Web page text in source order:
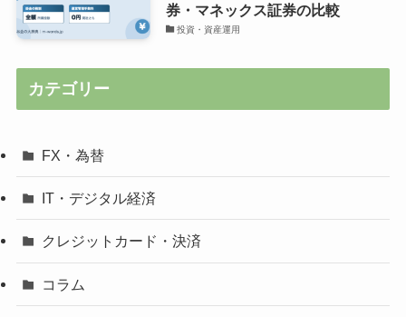
券・マネックス証券の比較
投資・資産運用
カテゴリー
FX・為替
IT・デジタル経済
クレジットカード・決済
コラム